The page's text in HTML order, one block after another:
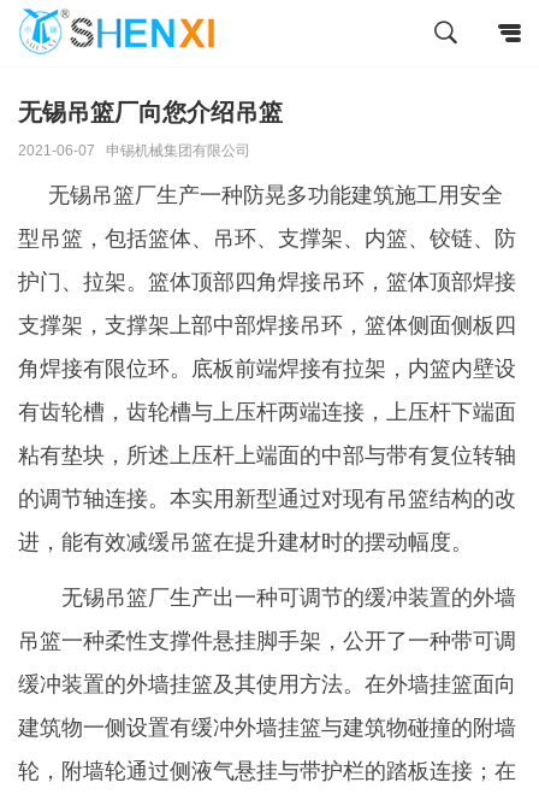
无锡吊篮厂向您介绍吊篮
2021-06-07 申锡机械集团有限公司
无锡吊篮厂生产一种防晃多功能建筑施工用安全
型吊篮，包括篮体、吊环、支撑架、内篮、铰链、防
护门、拉架。篮体顶部四角焊接吊环，篮体顶部焊接
支撑架，支撑架上部中部焊接吊环，篮体侧面侧板四
角焊接有限位环。底板前端焊接有拉架，内篮内壁设
有齿轮槽，齿轮槽与上压杆两端连接，上压杆下端面
粘有垫块，所述上压杆上端面的中部与带有复位转轴
的调节轴连接。本实用新型通过对现有吊篮结构的改
进，能有效减缓吊篮在提升建材时的摆动幅度。
无锡吊篮厂生产出一种可调节的缓冲装置的外墙
吊篮一种柔性支撑件悬挂脚手架，公开了一种带可调
缓冲装置的外墙挂篮及其使用方法。在外墙挂篮面向
建筑物一侧设置有缓冲外墙挂篮与建筑物碰撞的附墙
轮，附墙轮通过侧液气悬挂与带护栏的踏板连接；在